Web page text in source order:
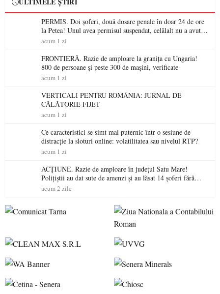
PERMIS. Doi șoferi, două dosare penale în doar 24 de ore
la Petea! Unul avea permisul suspendat, celălalt nu a avut
niciodată permis
acum 1 zi
FRONTIERĂ. Razie de amploare la granița cu Ungaria!
800 de persoane și peste 300 de mașini, verificate
acum 1 zi
VERTICALI PENTRU ROMÂNIA: JURNAL DE
CĂLĂTORIE FIJET
acum 1 zi
Ce caracteristici se simt mai puternic într-o sesiune de
distracție la sloturi online: volatilitatea sau nivelul RTP?
acum 1 zi
ACȚIUNE. Razie de amploare în județul Satu Mare!
Polițiștii au dat sute de amenzi și au lăsat 14 șoferi fără
permis într-o singură zi
acum 2 zile